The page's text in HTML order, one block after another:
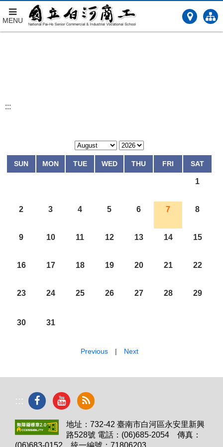
跳
MENU
:::
SUN MON TUE WED THU FRI SAT
1
2 3 4 5 6 7 8
9 10 11 12 13 14 15
16 17 18 19 20 21 22
23 24 25 26 27 28 29
30 31
Previous| Next
:::
地址：732-42 臺南市白河區永安里新興
路528號 電話：(06)685-2054 傳真：
(06)683-0152 統一編號：71806203